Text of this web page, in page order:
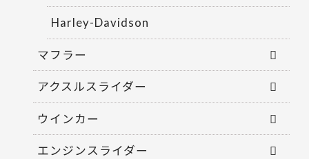
Harley-Davidson
マフラー
アクスルスライダー
ウインカー
エンジンスライダー